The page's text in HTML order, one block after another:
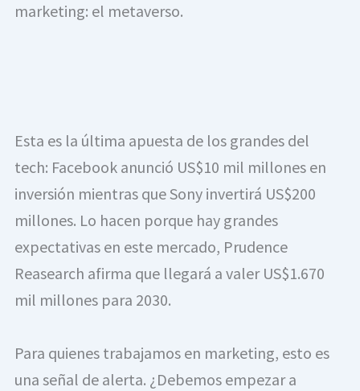
marketing: el metaverso.
Esta es la última apuesta de los grandes del
tech: Facebook anunció US$10 mil millones en
inversión mientras que Sony invertirá US$200
millones. Lo hacen porque hay grandes
expectativas en este mercado, Prudence
Reasearch afirma que llegará a valer US$1.670
mil millones para 2030.
Para quienes trabajamos en marketing, esto es
una señal de alerta. ¿Debemos empezar a